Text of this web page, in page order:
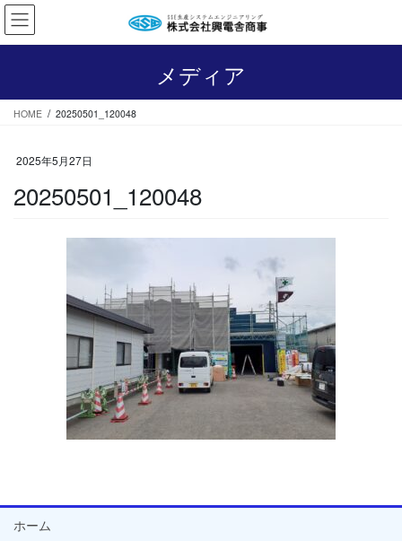
コ
ン
テ
へ
ナ
ビ
ゲ
ョ
メディア
HOME 20250501_120048
2025年5月27日
20250501_120048
ホーム